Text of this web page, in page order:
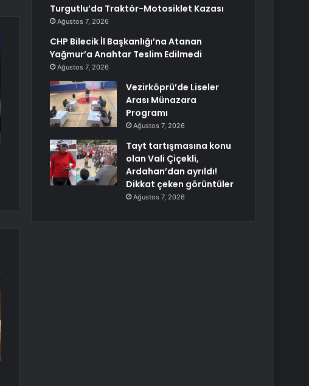
Turgutlu’da Traktör-Motosiklet Kazası
Ağustos 7, 2026
CHP Bilecik İl Başkanlığı’na Atanan
Yağmur’a Anahtar Teslim Edilmedi
Ağustos 7, 2026
Vezirköprü’de Liseler
Arası Münazara
Programı
Ağustos 7, 2026
Tayt tartışmasına konu
olan Vali Çiçekli,
Ardahan’dan ayrıldı!
Dikkat çeken görüntüler
Ağustos 7, 2026